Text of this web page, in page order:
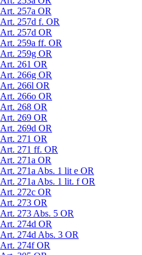
Art. 257a OR
Art. 257d f. OR
Art. 257d OR
Art. 259a ff. OR
Art. 259g OR
Art. 261 OR
Art. 266g OR
Art. 266l OR
Art. 266o OR
Art. 268 OR
Art. 269 OR
Art. 269d OR
Art. 271 OR
Art. 271 ff. OR
Art. 271a OR
Art. 271a Abs. 1 lit e OR
Art. 271a Abs. 1 lit. f OR
Art. 272c OR
Art. 273 OR
Art. 273 Abs. 5 OR
Art. 274d OR
Art. 274d Abs. 3 OR
Art. 274f OR